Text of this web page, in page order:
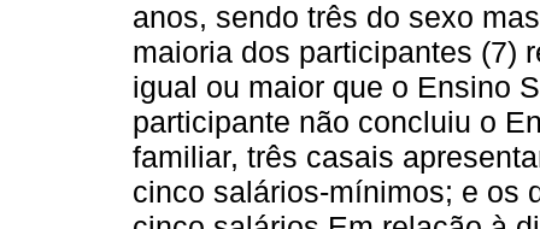
anos, sendo três do sexo
maioria dos participantes (7)
igual ou maior que o Ensino
participante não concluiu o
familiar, três casais
cinco salários-mínimos; e os